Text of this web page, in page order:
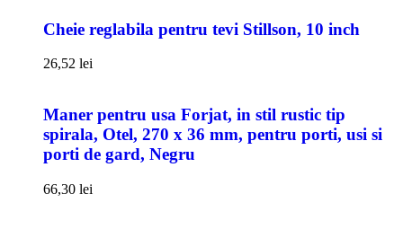
Cheie reglabila pentru tevi Stillson, 10 inch
26,52 lei
Maner pentru usa Forjat, in stil rustic tip
spirala, Otel, 270 x 36 mm, pentru porti, usi si
porti de gard, Negru
66,30 lei